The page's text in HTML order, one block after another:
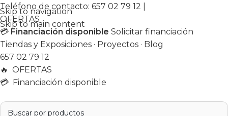
Skip to navigation
Skip to main content
Teléfono de contacto: 657 02 79 12
OFERTAS
💳 Financiación disponible Solicitar financiación
Tiendas y Exposiciones · Proyectos · Blog
657 02 79 12
🔥 OFERTAS
💳 Financiación disponible